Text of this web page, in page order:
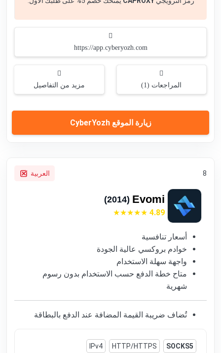
https://app.cyberyozh.com
المراجعات (1) مزيد من التفاصيل
زيارة الموقع CyberYozh
8 العربية
Evomi
(2014)
4.89
أسعار تنافسية
خوادم بروكسي عالية الجودة
واجهة سهلة الاستخدام
متاح خطة الدفع حسب الاستخدام بدون رسوم
شهرية
تُضاف ضريبة القيمة المضافة عند الدفع بالبطاقة
SOCKS5
HTTP/HTTPS
IPv4